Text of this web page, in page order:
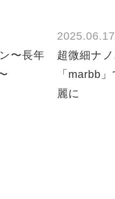
〜長年
2025.06.17
超微細ナ
「marbb
麗に